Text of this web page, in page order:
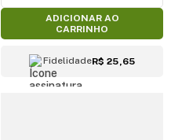
ADICIONAR AO
CARRINHO
FidelidadeR$ 25,65